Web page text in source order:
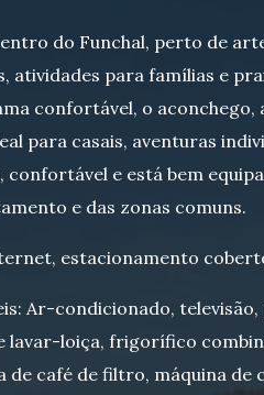
do Funchal, perto de
atividades para famílias e
confortável, o
para casais, aventuras
e está bem
e das zonas comuns.
estacionamento
Ar-condicionado,
lavar-loiça, frigorífico
de café de filtro, máquina de